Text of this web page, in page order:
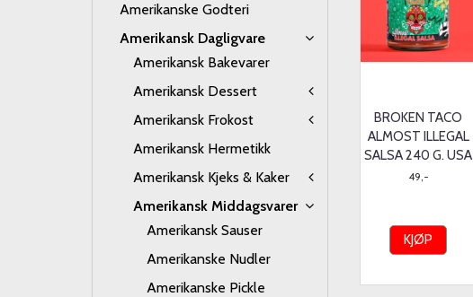
Amerikanske Godteri
Amerikansk Dagligvare
Amerikansk Bakevarer
Amerikansk Dessert
Amerikansk Frokost
Amerikansk Hermetikk
Amerikansk Kjeks & Kaker
Amerikansk Middagsvarer
Amerikansk Sauser
Amerikanske Nudler
Amerikanske Pickle
BROKEN TACO
ALMOST ILLEGAL
SALSA 240 G. USA
49,-
KJØP